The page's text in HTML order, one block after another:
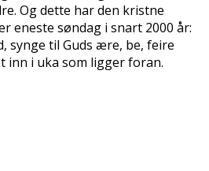
Og dette har den kristne
eneste søndag i snart 2000 år:
synge til Guds ære, be, feire
inn i uka som ligger foran.